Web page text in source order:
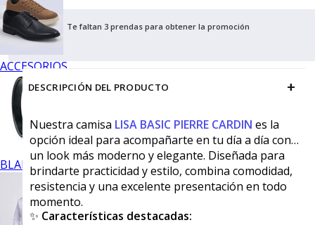
ACCESORIOS
BLANCOS
Te faltan 3 prendas para obtener la promoción
DESCRIPCIÓN DEL PRODUCTO +
Nuestra camisa LISA BASIC PIERRE CARDIN es la
opción ideal para acompañarte en tu día a día con
un look más moderno y elegante. Diseñada para
brindarte practicidad y estilo, combina comodidad,
resistencia y una excelente presentación en todo
momento.
✨ Características destacadas: